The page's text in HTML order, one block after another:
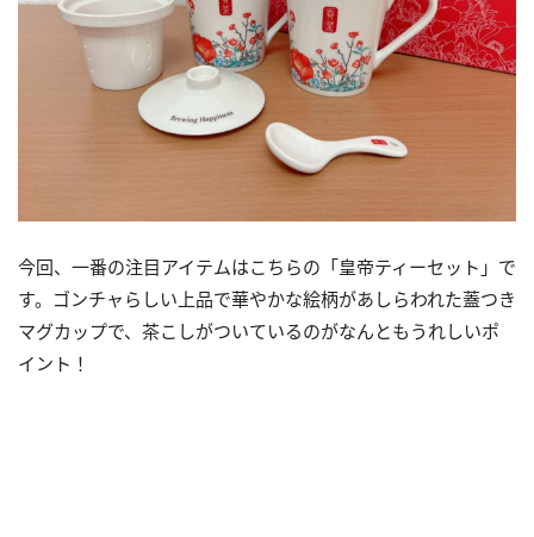
今回、一番の注目アイテムはこちらの「皇帝ティーセット」で
す。ゴンチャらしい上品で華やかな絵柄があしらわれた蓋つき
マグカップで、茶こしがついているのがなんともうれしいポ
イント！